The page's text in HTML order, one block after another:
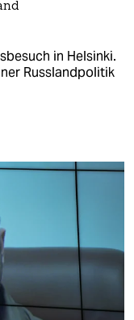
in Helsinki.
Russlandpolitik